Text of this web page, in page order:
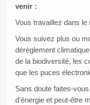
venir :
Vous travaillez dans le
Vous suivez plus ou
dérèglement
de la biodiversité, les
que les puces
Sans doute faites-
d’énergie et peut-être